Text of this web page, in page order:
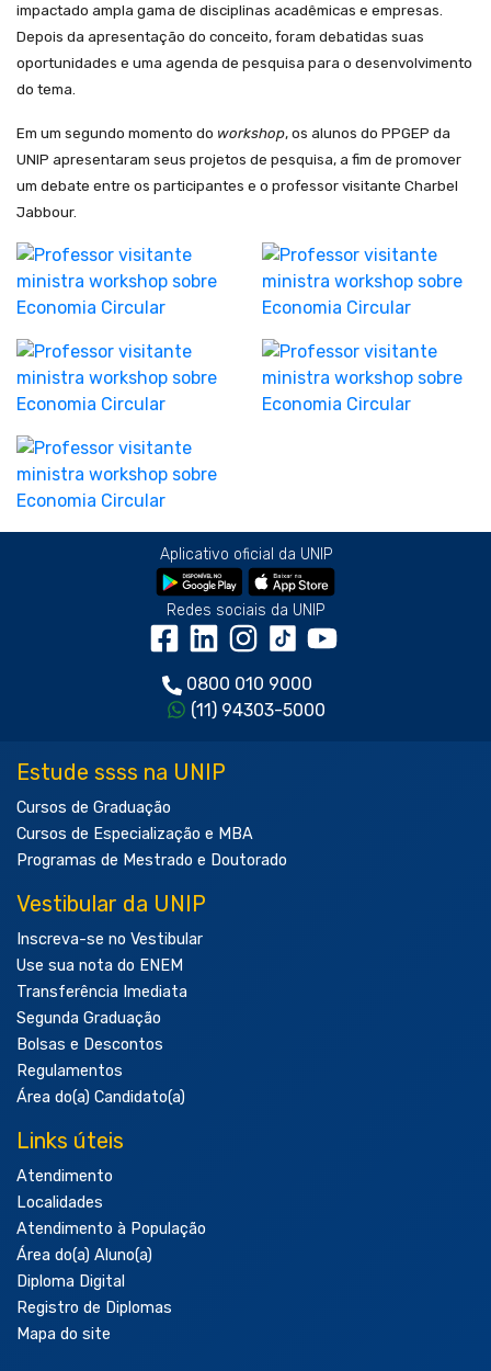
impactado ampla gama de disciplinas acadêmicas e empresas.
Depois da apresentação do conceito, foram debatidas suas
oportunidades e uma agenda de pesquisa para o desenvolvimento
do tema.
Em um segundo momento do workshop, os alunos do PPGEP da
UNIP apresentaram seus projetos de pesquisa, a fim de promover
um debate entre os participantes e o professor visitante Charbel
Jabbour.
Aplicativo oficial da UNIP
Redes sociais da UNIP
0800 010 9000
(11) 94303-5000
Estude ssss na UNIP
Cursos de Graduação
Cursos de Especialização e MBA
Programas de Mestrado e Doutorado
Vestibular da UNIP
Inscreva-se no Vestibular
Use sua nota do ENEM
Transferência Imediata
Segunda Graduação
Bolsas e Descontos
Regulamentos
Área do(a) Candidato(a)
Links úteis
Atendimento
Localidades
Atendimento à População
Área do(a) Aluno(a)
Diploma Digital
Registro de Diplomas
Mapa do site